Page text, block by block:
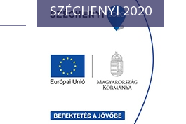
SZÉCHENYI 2020